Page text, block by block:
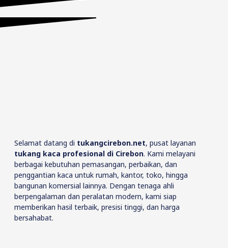
Selamat datang di tukangcirebon.net, pusat layanan
tukang kaca profesional di Cirebon. Kami melayani
berbagai kebutuhan pemasangan, perbaikan, dan
penggantian kaca untuk rumah, kantor, toko, hingga
bangunan komersial lainnya. Dengan tenaga ahli
berpengalaman dan peralatan modern, kami siap
memberikan hasil terbaik, presisi tinggi, dan harga
bersahabat.